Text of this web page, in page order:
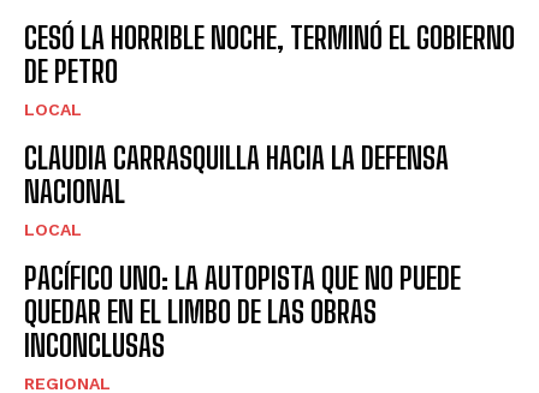
CESÓ LA HORRIBLE NOCHE, TERMINÓ EL GOBIERNO
DE PETRO
LOCAL
CLAUDIA CARRASQUILLA HACIA LA DEFENSA
NACIONAL
LOCAL
PACÍFICO UNO: LA AUTOPISTA QUE NO PUEDE
QUEDAR EN EL LIMBO DE LAS OBRAS
INCONCLUSAS
REGIONAL